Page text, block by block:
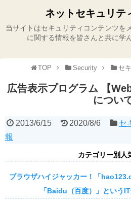
ネットセキュリテ
当サイトはセキュリティコンテンツを
に関する情報を皆さんと共に学
TOP Security セ
広告表示プログラム 【
につい
2013/6/15 2020/8/6
セ
報
カテゴリー別人
ブラウザハイジャッカー！「
「Baidu（百度）」という